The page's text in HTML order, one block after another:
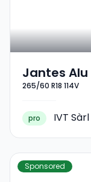
Jantes Alu
Saisons 18
265/60 R18 114V
pro IVT Sàrl
Sponsored